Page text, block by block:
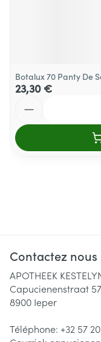
Botalux 70 Panty De
23,30 €
Contactez nous
APOTHEEK
Capucienenstraat 57
8900 Ieper
Téléphone: +32 57